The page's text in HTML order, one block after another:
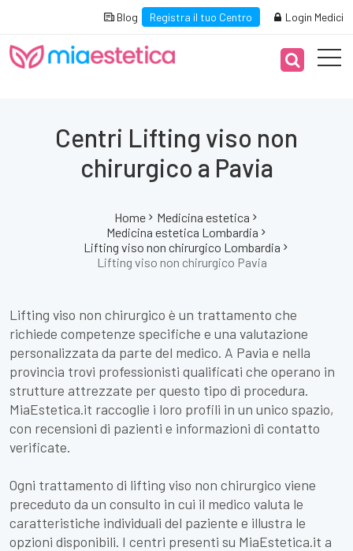
Blog Registra il tuo Centro Login Medici
Centri Lifting viso non
chirurgico a Pavia
Home
Medicina estetica
Medicina estetica Lombardia
Lifting viso non chirurgico Lombardia
Lifting viso non chirurgico Pavia
Lifting viso non chirurgico è un trattamento che
richiede competenze specifiche e una valutazione
personalizzata da parte del medico. A Pavia e nella
provincia trovi professionisti qualificati che operano in
strutture attrezzate per questo tipo di procedura.
MiaEstetica.it raccoglie i loro profili in un unico spazio,
con recensioni di pazienti e informazioni di contatto
verificate.
Ogni trattamento di lifting viso non chirurgico viene
preceduto da un consulto in cui il medico valuta le
caratteristiche individuali del paziente e illustra le
opzioni disponibili. I centri presenti su MiaEstetica.it a